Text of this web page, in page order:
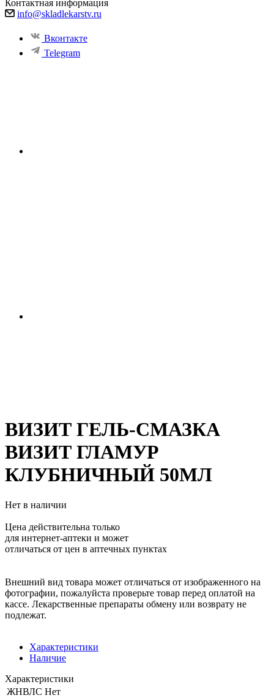
Контактная информация
info@skladlekarstv.ru
Вконтакте
Telegram
ВИЗИТ ГЕЛЬ-СМАЗКА
ВИЗИТ ГЛАМУР
КЛУБНИЧНЫЙ 50МЛ
Нет в наличии
Цена действительна только
для интернет-аптеки и может
отличаться от цен в аптечных пунктах
Внешний вид товара может отличаться от изображенного на
фотографии, пожалуйста проверьте товар перед оплатой на
кассе. Лекарственные препараты обмену или возврату не
подлежат.
Характеристики
Наличие
Характеристики
ЖНВЛС Нет